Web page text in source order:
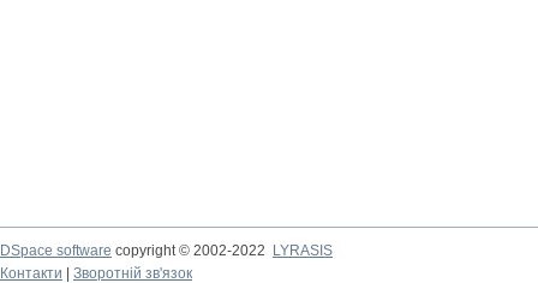
DSpace software copyright © 2002-2022
LYRASIS
Контакти
Зворотній зв'язок